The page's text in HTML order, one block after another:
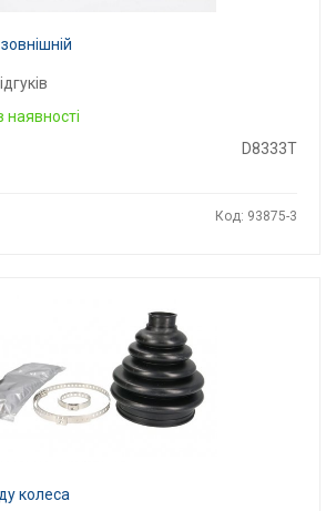
наявності
D8333T
Код: 93875-3
колеса